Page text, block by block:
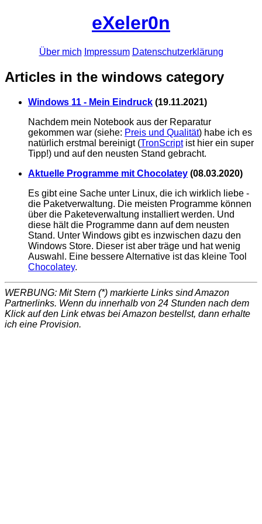
eXeler0n
Über mich Impressum Datenschutzerklärung
Articles in the windows category
Windows 11 - Mein Eindruck (19.11.2021)
Nachdem mein Notebook aus der Reparatur
gekommen war (siehe: Preis und Qualität) habe ich es
natürlich erstmal bereinigt (TronScriptist hier ein super
Tipp!) und auf den neusten Stand gebracht.
Aktuelle Programme mit Chocolatey (08.03.2020)
Es gibt eine Sache unter Linux, die ich wirklich liebe -
die Paketverwaltung. Die meisten Programme können
über die Paketeverwaltung installiert werden. Und
diese hält die Programme dann auf dem neusten
Stand. Unter Windows gibt es inzwischen dazu den
Windows Store. Dieser ist aber träge und hat wenig
Auswahl. Eine bessere Alternative ist das kleine Tool
Chocolatey.
WERBUNG: Mit Stern (*) markierte Links sind Amazon
Partnerlinks. Wenn du innerhalb von 24 Stunden nach dem
Klick auf den Link etwas bei Amazon bestellst, dann erhalte
ich eine Provision.